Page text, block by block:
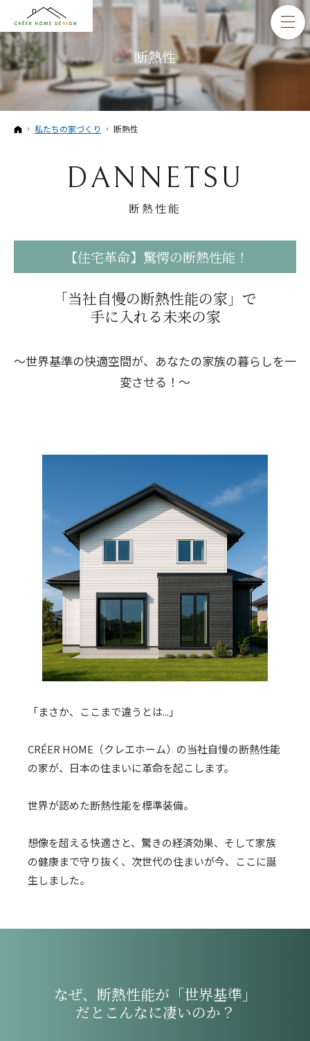
断熱性
ホーム
私たちの家づくり 断熱性
DANNETSU
断熱性能
【住宅革命】驚愕の断熱性能！
「当社自慢の断熱性能の家」で
手に入れる未来の家
～世界基準の快適空間が、あなたの家族の暮らしを一
変させる！～
「まさか、ここまで違うとは...」
CRÉER HOME（クレエホーム）の当社自慢の断熱性能
の家が、日本の住まいに革命を起こします。
世界が認めた断熱性能を標準装備。
想像を超える快適さと、驚きの経済効果、そして家族
の健康まで守り抜く、次世代の住まいが今、ここに誕
生しました。
なぜ、断熱性能が「世界基準」
だとこんなに凄いのか？